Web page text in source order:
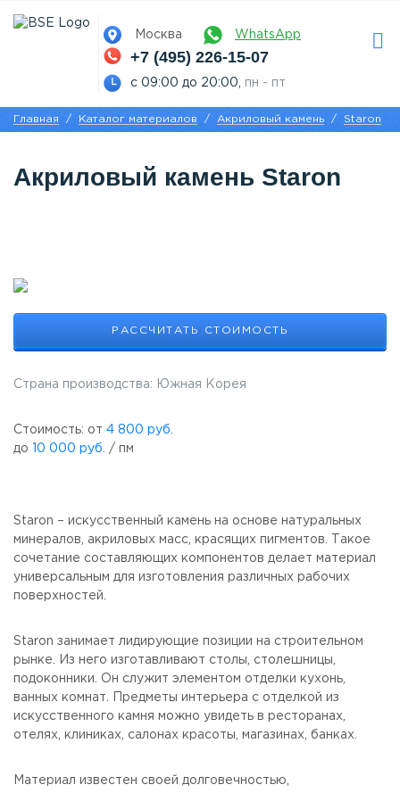
Москва WhatsApp
+7 (495) 226-15-07
с 09:00 до 20:00, пн - пт
Главная Каталог материалов Акриловый камень Staron
Акриловый камень Staron
РАССЧИТАТЬ СТОИМОСТЬ
Страна производства: Южная Корея
Стоимость: от 4 800 руб.
до
10 000 руб. / пм
Staron – искусственный камень на основе натуральных
минералов, акриловых масс, красящих пигментов. Такое
сочетание составляющих компонентов делает материал
универсальным для изготовления различных рабочих
поверхностей.
Staron занимает лидирующие позиции на строительном
рынке. Из него изготавливают столы, столешницы,
подоконники. Он служит элементом отделки кухонь,
ванных комнат. Предметы интерьера с отделкой из
искусственного камня можно увидеть в ресторанах,
отелях, клиниках, салонах красоты, магазинах, банках.
Материал известен своей долговечностью,